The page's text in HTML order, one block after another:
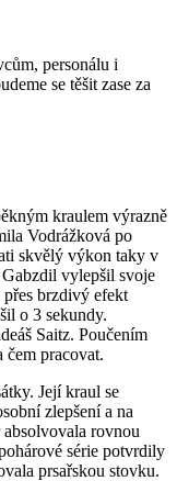
personálu i
se těšit zase za
kraulem výrazně
Vodrážková po
skvělý výkon taky v
vylepšil svoje
brzdivý efekt
o 3 sekundy.
Saitz. Poučením
čem pracovat.
Její kraul se
zlepšení a na
rovnou
série potvrdily
prsařskou stovku.